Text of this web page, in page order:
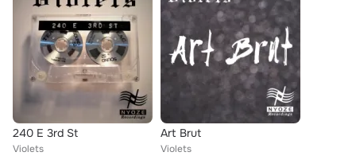
240 E 3rd St
Violets
Art Brut
Violets